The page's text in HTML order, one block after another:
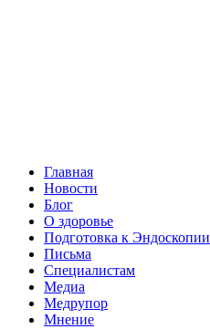
Главная
Новости
Блог
О здоровье
Подготовка к Эндоскопии
Письма
Специалистам
Медиа
Медрупор
Мнение